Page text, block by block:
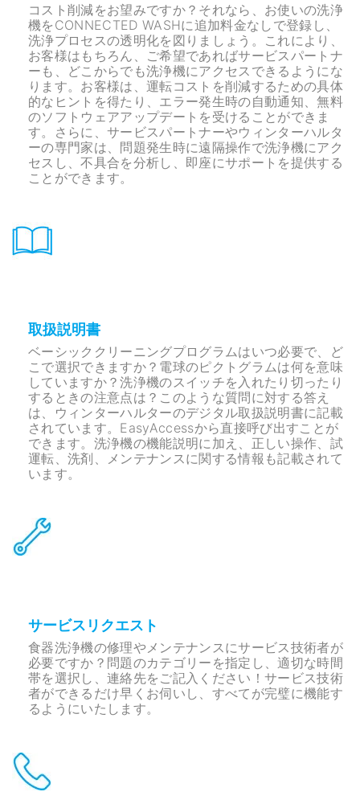
コスト削減をお望みですか？それなら、お使いの洗浄
機をCONNECTED WASHに追加料金なしで登録し、
洗浄プロセスの透明化を図りましょう。これにより、
お客様はもちろん、ご希望であればサービスパートナ
ーも、どこからでも洗浄機にアクセスできるようにな
ります。お客様は、運転コストを削減するための具体
的なヒントを得たり、エラー発生時の自動通知、無料
のソフトウェアアップデートを受けることができま
す。さらに、サービスパートナーやウィンターハルタ
ーの専門家は、問題発生時に遠隔操作で洗浄機にアク
セスし、不具合を分析し、即座にサポートを提供する
ことができます。
取扱説明書
ベーシッククリーニングプログラムはいつ必要で、ど
こで選択できますか？電球のピクトグラムは何を意味
していますか？洗浄機のスイッチを入れたり切ったり
するときの注意点は？このような質問に対する答え
は、ウィンターハルターのデジタル取扱説明書に記載
されています。EasyAccessから直接呼び出すことが
できます。洗浄機の機能説明に加え、正しい操作、試
運転、洗剤、メンテナンスに関する情報も記載されて
います。
サービスリクエスト
食器洗浄機の修理やメンテナンスにサービス技術者が
必要ですか？問題のカテゴリーを指定し、適切な時間
帯を選択し、連絡先をご記入ください！サービス技術
者ができるだけ早くお伺いし、すべてが完璧に機能す
るようにいたします。